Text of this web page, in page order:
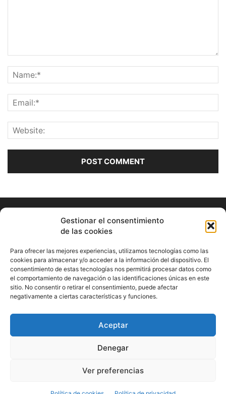
Gestionar el consentimiento
de las cookies
Para ofrecer las mejores experiencias, utilizamos tecnologías como las
cookies para almacenar y/o acceder a la información del dispositivo. El
consentimiento de estas tecnologías nos permitirá procesar datos como
el comportamiento de navegación o las identificaciones únicas en este
sitio. No consentir o retirar el consentimiento, puede afectar
negativamente a ciertas características y funciones.
Aceptar
Denegar
Ver preferencias
ABOUT US
Información Cultural de Málaga y otros de interés general
Contact us:musicamalaga55@gmail.com
FOLLOW US